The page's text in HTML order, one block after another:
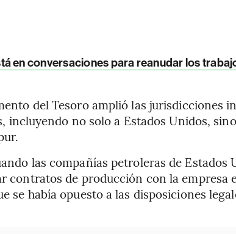
en conversaciones para reanudar los
del Tesoro amplió las jurisdicciones
incluyendo no solo a Estados Unidos,
las compañías petroleras de Estados
contratos de producción con la empresa
se había opuesto a las disposiciones